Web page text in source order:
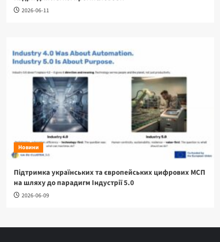
2026-06-11
Новини
Підтримка українських та європейських цифрових МСП
на шляху до парадигм Індустрії 5.0
2026-06-09